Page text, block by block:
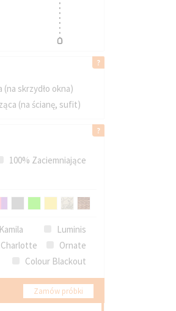
(na skrzydło okna)
(na ścianę, sufit)
100% Zaciemniające
Kamila
Luminis
Charlotte
Ornate
Colour Blackout
Zamów próbki